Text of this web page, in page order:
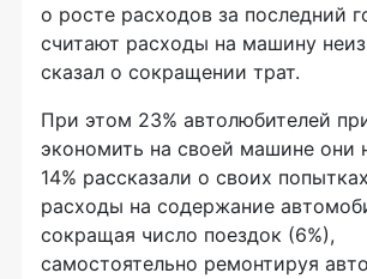
о росте расходов за последний
считают расходы на машину
сказал о сокращении трат.
При этом 23% автолюбителей
экономить на своей машине они
14% рассказали о своих
расходы на содержание
сокращая число поездок (6%),
самостоятельно ремонтируя